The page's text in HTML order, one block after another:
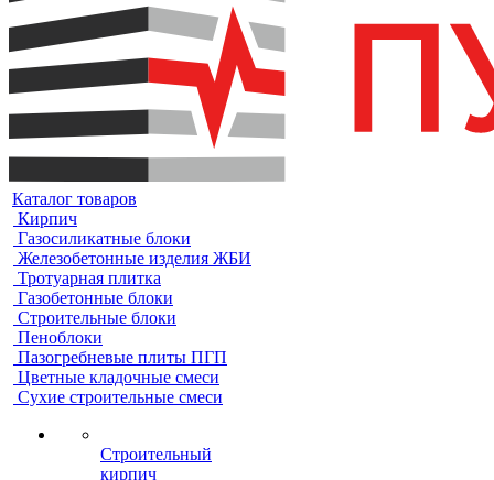
Каталог товаров
Кирпич
Газосиликатные блоки
Железобетонные изделия ЖБИ
Тротуарная плитка
Газобетонные блоки
Строительные блоки
Пеноблоки
Пазогребневые плиты ПГП
Цветные кладочные смеси
Сухие строительные смеси
Строительный
кирпич